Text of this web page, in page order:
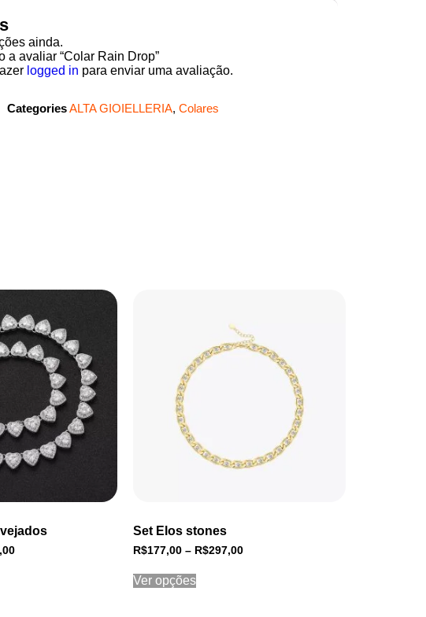
ainda.
a avaliar “Colar Rain Drop”
logged in para enviar uma avaliação.
CategoriesALTA GIOIELLERIA, Colares
Set Elos stones
R$177,00 – R$297,00
Ver opções